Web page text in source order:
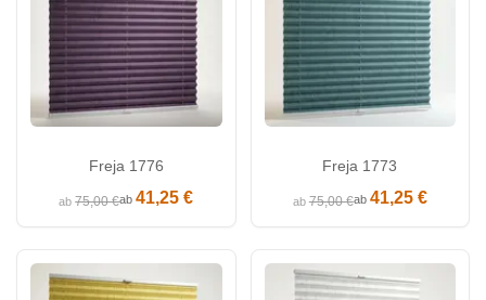
Freja 1776
ab75,00 €ab41,25 €
Freja 1773
ab75,00 €ab 41,25 €